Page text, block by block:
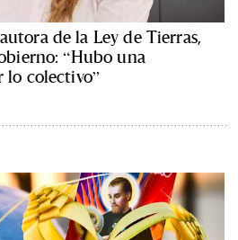
de la Ley de Tierras,
“Hubo una
lo colectivo”